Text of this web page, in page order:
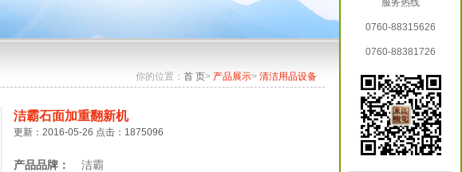
你的位置： 首 页> 产品展示> 清洁用品设备
洁霸石面加重翻新机
更新：2016-05-26 点击：1875096
产品品牌： 洁霸
服务热线
0760-88315626
0760-88381726